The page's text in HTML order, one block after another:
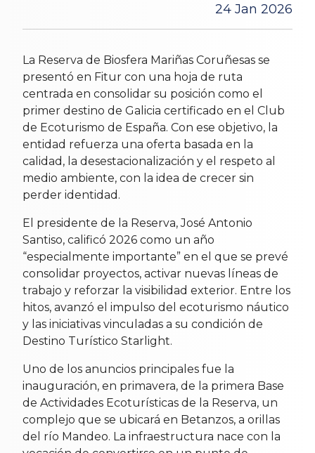
24 Jan 2026
La Reserva de Biosfera Mariñas Coruñesas se
presentó en Fitur con una hoja de ruta
centrada en consolidar su posición como el
primer destino de Galicia certificado en el Club
de Ecoturismo de España. Con ese objetivo, la
entidad refuerza una oferta basada en la
calidad, la desestacionalización y el respeto al
medio ambiente, con la idea de crecer sin
perder identidad.
El presidente de la Reserva, José Antonio
Santiso, calificó 2026 como un año
“especialmente importante” en el que se prevé
consolidar proyectos, activar nuevas líneas de
trabajo y reforzar la visibilidad exterior. Entre los
hitos, avanzó el impulso del ecoturismo náutico
y las iniciativas vinculadas a su condición de
Destino Turístico Starlight.
Uno de los anuncios principales fue la
inauguración, en primavera, de la primera Base
de Actividades Ecoturísticas de la Reserva, un
complejo que se ubicará en Betanzos, a orillas
del río Mandeo. La infraestructura nace con la